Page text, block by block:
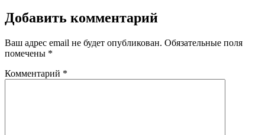
Добавить комментарий
Ваш адрес email не будет опубликован. Обязательные поля
помечены *
Комментарий *